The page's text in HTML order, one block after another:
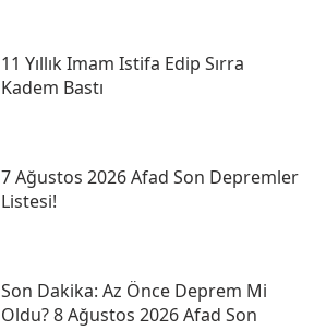
11 Yıllık Imam Istifa Edip Sırra
Kadem Bastı
7 Ağustos 2026 Afad Son Depremler
Listesi!
Son Daki̇ka: Az Önce Deprem Mi
Oldu? 8 Ağustos 2026 Afad Son